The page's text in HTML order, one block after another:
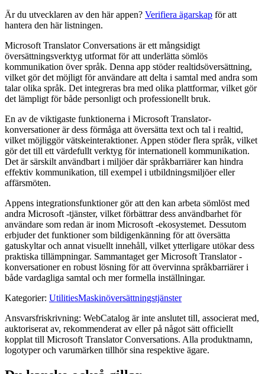
Är du utvecklaren av den här appen? Verifiera ägarskap för att
hantera den här listningen.
Microsoft Translator Conversations är ett mångsidigt
översättningsverktyg utformat för att underlätta sömlös
kommunikation över språk. Denna app stöder realtidsöversättning,
vilket gör det möjligt för användare att delta i samtal med andra som
talar olika språk. Det integreras bra med olika plattformar, vilket gör
det lämpligt för både personligt och professionellt bruk.
En av de viktigaste funktionerna i Microsoft Translator-
konversationer är dess förmåga att översätta text och tal i realtid,
vilket möjliggör vätskeinteraktioner. Appen stöder flera språk, vilket
gör det till ett värdefullt verktyg för internationell kommunikation.
Det är särskilt användbart i miljöer där språkbarriärer kan hindra
effektiv kommunikation, till exempel i utbildningsmiljöer eller
affärsmöten.
Appens integrationsfunktioner gör att den kan arbeta sömlöst med
andra Microsoft -tjänster, vilket förbättrar dess användbarhet för
användare som redan är inom Microsoft -ekosystemet. Dessutom
erbjuder det funktioner som bildigenkänning för att översätta
gatuskyltar och annat visuellt innehåll, vilket ytterligare utökar dess
praktiska tillämpningar. Sammantaget ger Microsoft Translator -
konversationer en robust lösning för att övervinna språkbarriärer i
både vardagliga samtal och mer formella inställningar.
Kategorier: UtilitiesMaskinöversättningstjänster
Ansvarsfriskrivning: WebCatalog är inte anslutet till, associerat med,
auktoriserat av, rekommenderat av eller på något sätt officiellt
kopplat till Microsoft Translator Conversations. Alla produktnamn,
logotyper och varumärken tillhör sina respektive ägare.